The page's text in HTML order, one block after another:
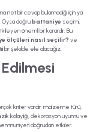
net bir cevap bulamadığı için ya
Oysa doğrubattaniye seçimi,
önemli bir karardır. Bu
ölçüleri nasıl seçilir? ve
bir şekilde ele alacağız.
kriter vardır: malzeme türü,
kolaylığı, dekorasyon uyumu ve
doğrudan etkiler.